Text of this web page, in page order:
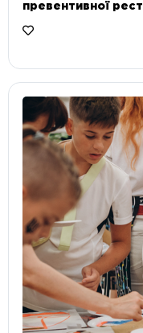
превентивної